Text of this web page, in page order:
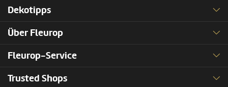
Dekotipps
Über Fleurop
Fleurop-Service
Trusted Shops